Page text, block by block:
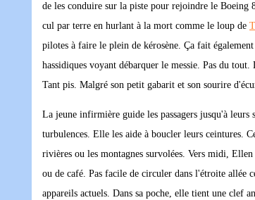
de les conduire sur la piste pour rejoindre le Boeing
cul par terre en hurlant à la mort comme le loup de
pilotes à faire le plein de kérosène. Ça fait
hassidiques voyant débarquer le messie. Pas du
Tant pis. Malgré son petit gabarit et son sourire
La jeune infirmière guide les passagers jusqu'à
turbulences. Elle les aide à boucler leurs ceintures.
rivières ou les montagnes survolées. Vers midi,
ou de café. Pas facile de circuler dans l'étroite allée
appareils actuels. Dans sa poche, elle tient une clef